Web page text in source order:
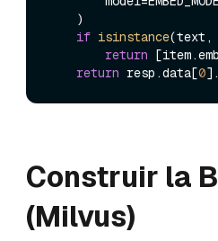
if isinstance(text,
return
return resp.data[0
Construir la
(Milvus)